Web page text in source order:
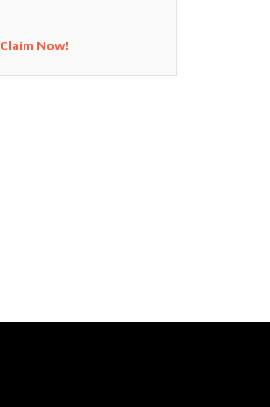
Claim Now!